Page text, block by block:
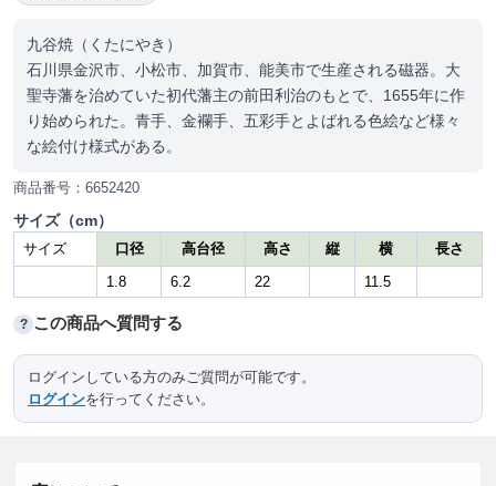
九谷焼（くたにやき）
石川県金沢市、小松市、加賀市、能美市で生産される磁器。大
聖寺藩を治めていた初代藩主の前田利治のもとで、1655年に作
り始められた。青手、金襴手、五彩手とよばれる色絵など様々
な絵付け様式がある。
商品番号：6652420
サイズ（cm）
サイズ 口径 高台径 高さ 縦 横
長さ
1.8
6.2 22 11.5
? この商品へ質問する
ログインしている方のみご質問が可能です。
ログインを行ってください。